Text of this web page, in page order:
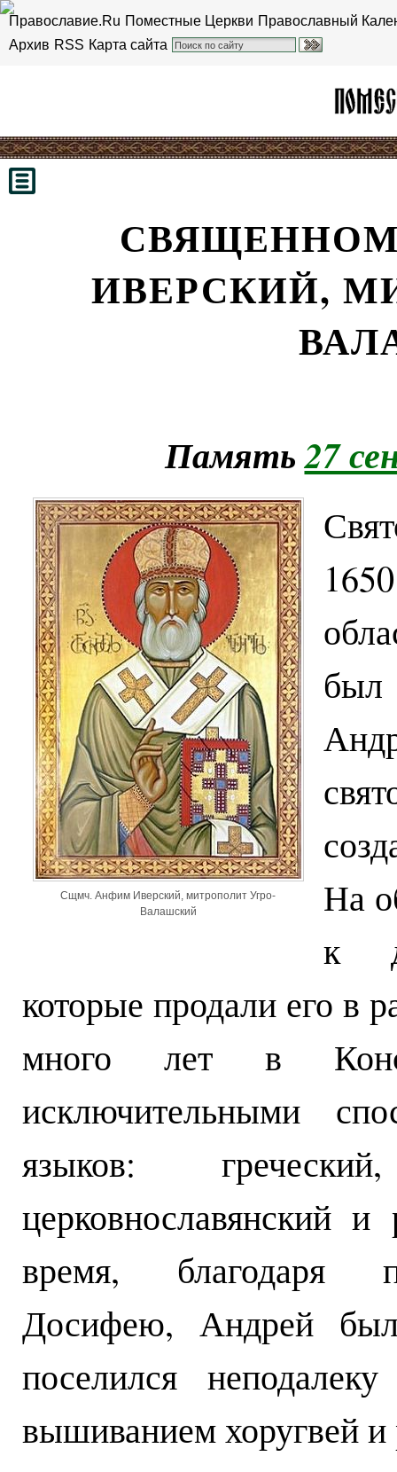
Православие.Ru Поместные Церкви Православный
Архив RSS Карта сайта
ИВЕРСКИЙ,
Память27
Сщмч. Анфим Иверский, митрополит Угро-
Валашский
На
к
которые продали его в
много лет в
исключительными
языков:
церковнославянский
время, благодаря
Досифею, Андрей
поселился
вышиванием хоругвей и